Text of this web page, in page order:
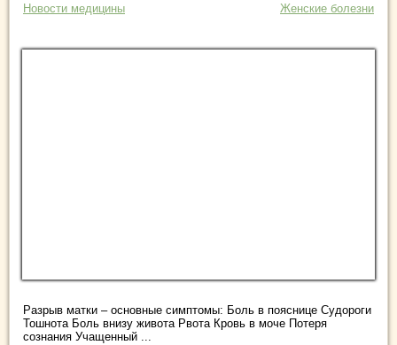
Новости медицины Женские болезни
Разрыв матки – основные симптомы: Боль в пояснице Судороги
Тошнота Боль внизу живота Рвота Кровь в моче Потеря
сознания Учащенный ...